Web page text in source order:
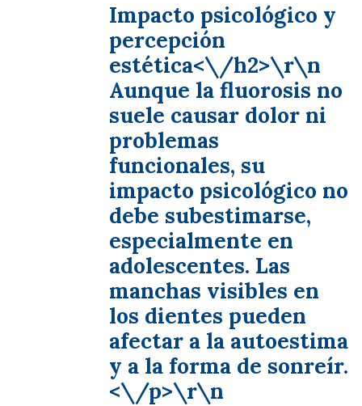
Impacto psicológico y
percepción
estética<\/h2>\r\n
Aunque la fluorosis no
suele causar dolor ni
problemas
funcionales, su
impacto psicológico no
debe subestimarse,
especialmente en
adolescentes. Las
manchas visibles en
los dientes pueden
afectar a la autoestima
y a la forma de sonreír.
<\/p>\r\n